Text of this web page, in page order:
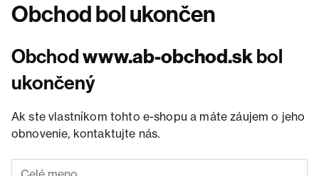
Obchod bol ukončen
Obchodwww.ab-obchod.skbol
ukončený
Ak ste vlastníkom tohto e-shopu a máte záujem o jeho
obnovenie, kontaktujte nás.